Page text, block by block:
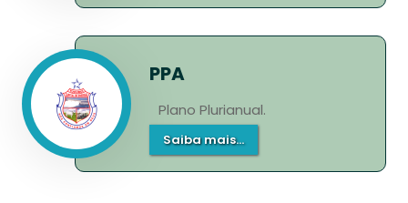
PPA
Plano Plurianual.
Saiba mais...